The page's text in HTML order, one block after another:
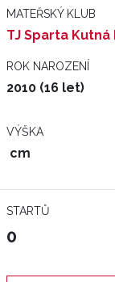
MATEŘSKÝ KLUB
TJ Sparta Kutná
ROK NAROZENÍ
2010 (16 let)
VÝŠKA
cm
STARTŮ
0